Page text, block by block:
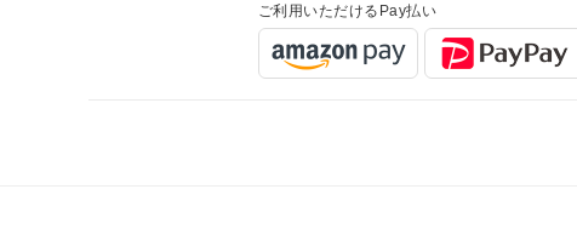
ご利用いただけるPay払い